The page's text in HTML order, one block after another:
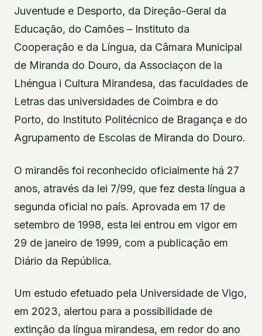
Juventude e Desporto, da Direção-Geral da
Educação, do Camões – Instituto da
Cooperação e da Língua, da Câmara Municipal
de Miranda do Douro, da Associaçon de la
Lhéngua i Cultura Mirandesa, das faculdades de
Letras das universidades de Coimbra e do
Porto, do Instituto Politécnico de Bragança e do
Agrupamento de Escolas de Miranda do Douro.
O mirandês foi reconhecido oficialmente há 27
anos, através da lei 7/99, que fez desta língua a
segunda oficial no país. Aprovada em 17 de
setembro de 1998, esta lei entrou em vigor em
29 de janeiro de 1999, com a publicação em
Diário da República.
Um estudo efetuado pela Universidade de Vigo,
em 2023, alertou para a possibilidade de
extinção da língua mirandesa, em redor do ano